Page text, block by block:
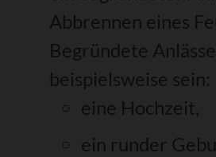
Abbrennen eines
Begründete
beispielsweise sein:
eine Hochzeit,
ein runder